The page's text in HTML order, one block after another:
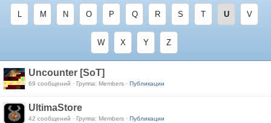
L M N O P Q R S T U V
W X Y Z
Uncounter [SoT]
69 сообщений · Группа: Members · Публикации
UltimaStore
42 сообщений · Группа: Members · Публикации